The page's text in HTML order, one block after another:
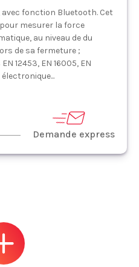
fonction Bluetooth. Cet
mesurer la force
au niveau de du
de sa fermeture ;
12453, EN 16005, EN
Demande express